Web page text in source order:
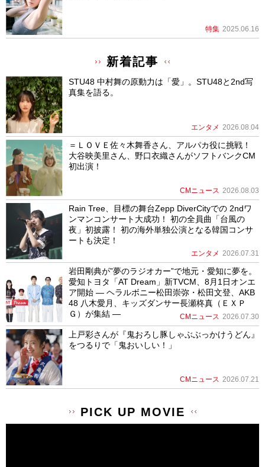
特集 2025.06.16
新着記事
STU48 中村舞の原動力は「愛」。STU48と2nd写
真集を語る。
エンタメ 2026.08.04
＝ＬＯＶＥ佐々木舞香さん、アルパカ役に挑戦！
大谷映美里さん、野口衣織さんがソフトバンクCM
初出演！
CMニュース 2026.08.03
Rain Tree、目標の舞台Zepp DiverCityでの 2ndワ
ンマンコンサート大成功！ 初の全員曲「台風の
夜」初披露！ 初の海外単独公演となる韓国コンサ
ートも決定！
エンタメ 2026.07.31
岩田剛典が”夢のラジオカー”で地元・愛知に夢を。
愛知トヨタ「AT Dream」新TVCM、8月1日オンエ
ア開始 ― ヘラルボニー松田崇弥・松田文登、AKB
48 八木愛月、キッズダンサー長瀬柊真（ＥＸＰ
Ｇ）が集結 ―
CMニュース 2026.07.30
上戸彩さんが『鬼おろし豚しゃぶぶっかけうどん』
をつるりで「鬼おいしい！」
CMニュース 2026.07.21
PICK UP MOVIE